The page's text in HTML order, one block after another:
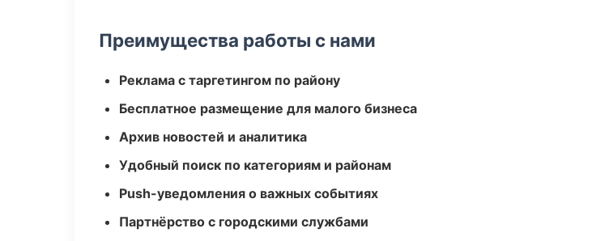
Преимущества работы с нами
Реклама с таргетингом по району
Бесплатное размещение для малого бизнеса
Архив новостей и аналитика
Удобный поиск по категориям и районам
Push-уведомления о важных событиях
Партнёрство с городскими службами